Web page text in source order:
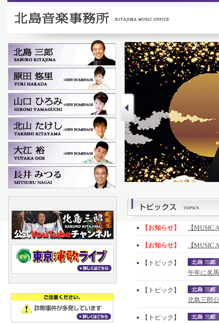
【お知らせ】 【MUSIC
【お知らせ】 【MUSIC
【トピック】
午年に名
【トピック】
北島三郎
【トピック】